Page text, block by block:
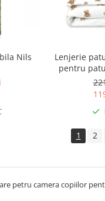
Nils
Lenjerie
pentru
1 2
petru camera copiilor